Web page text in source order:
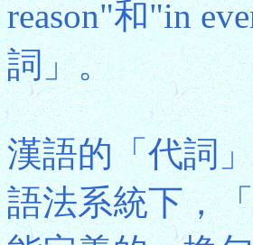
reason"和"in
詞」。
漢語的「代詞
語法系統下，